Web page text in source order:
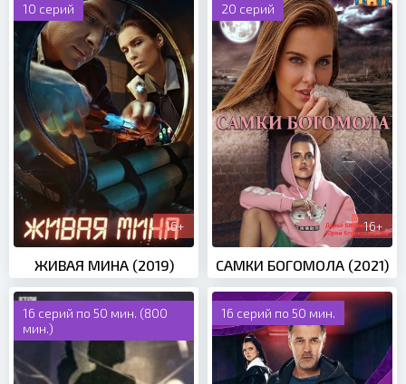
10 серий
16+
ЖИВАЯ МИНА (2019)
20 серий
16+
САМКИ БОГОМОЛА (2021)
16 серий по 50 мин. (800
мин.)
16 серий по 50 мин.